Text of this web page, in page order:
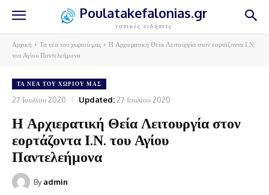
Poulatakefalonias.gr
τοπικές ειδήσεις
Αρχική Τα νέα του χωριού μας
Η Αρχιερατική Θεία Λειτουργία στον εορτάζοντα Ι.Ν.
του Αγίου Παντελεήμονα
ΤΑ ΝΈΑ ΤΟΥ ΧΩΡΙΟΎ ΜΑΣ
27 Ιουλίου 2020 Updated:27 Ιουλίου 2020
Η Αρχιερατική Θεία Λειτουργία στον
εορτάζοντα Ι.Ν. του Αγίου
Παντελεήμονα
By admin